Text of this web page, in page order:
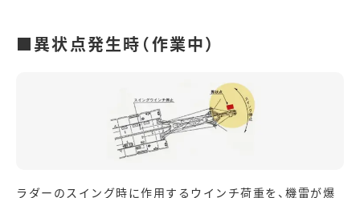
■異状点発生時（作業中）
ラダーのスイング時に作用するウインチ荷重を、機雷が爆